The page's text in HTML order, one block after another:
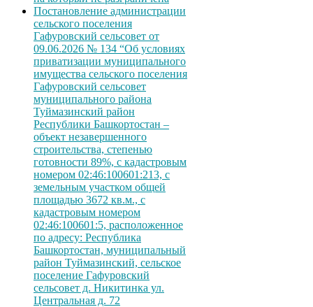
Постановление администрации
сельского поселения
Гафуровский сельсовет от
09.06.2026 № 134 “Об условиях
приватизации муниципального
имущества сельского поселения
Гафуровский сельсовет
муниципального района
Туймазинский район
Республики Башкортостан –
объект незавершенного
строительства, степенью
готовности 89%, с кадастровым
номером 02:46:100601:213, с
земельным участком общей
площадью 3672 кв.м., с
кадастровым номером
02:46:100601:5, расположенное
по адресу: Республика
Башкортостан, муниципальный
район Туймазинский, сельское
поселение Гафуровский
сельсовет д. Никитинка ул.
Центральная д. 72